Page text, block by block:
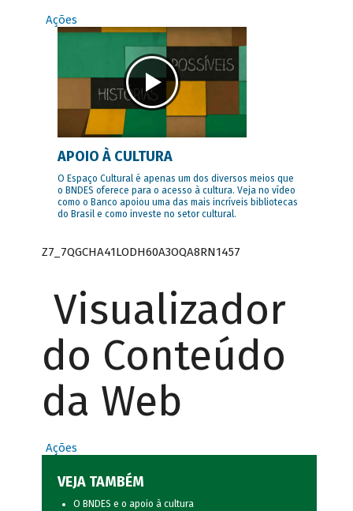
Ações
APOIO À CULTURA
O Espaço Cultural é apenas um dos diversos meios que
o BNDES oferece para o acesso à cultura. Veja no vídeo
como o Banco apoiou uma das mais incríveis bibliotecas
do Brasil e como investe no setor cultural.
Z7_7QGCHA41LODH60A3OQA8RN1457
Visualizador
do Conteúdo
da Web
Ações
VEJA TAMBÉM
O BNDES e o apoio à cultura